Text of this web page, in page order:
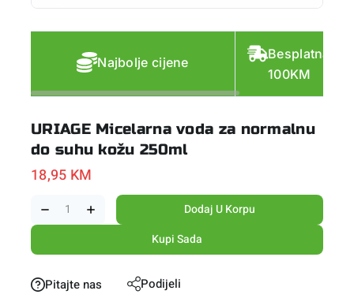
Najbolje cijene
Besplatna
100KM
URIAGE Micelarna voda za normalnu
do suhu kožu 250ml
18,95 KM
Dodaj U Korpu
Kupi Sada
Pitajte nas Podijeli